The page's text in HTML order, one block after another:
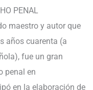
PENAL
maestro y autor que
años cuarenta (a
fue un gran
penal en
en la elaboración de